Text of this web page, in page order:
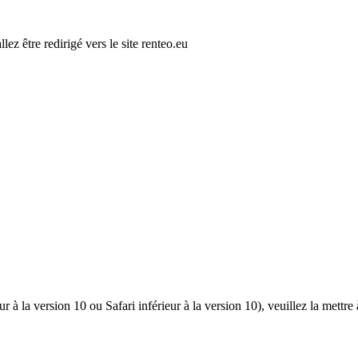
être redirigé vers le site renteo.eu
à la version 10 ou Safari inférieur à la version 10), veuillez la